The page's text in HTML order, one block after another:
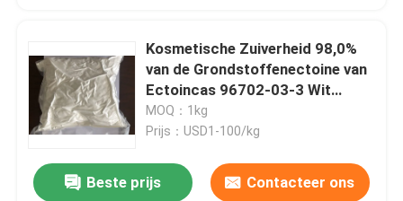
Kosmetische Zuiverheid 98,0%
van de Grondstoffenectoine van
Ectoincas 96702-03-3 Wit
Poeder
MOQ：1kg
Prijs：USD1-100/kg
Beste prijs Contacteer ons